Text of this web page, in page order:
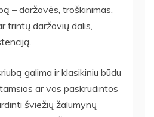
– daržovės, troškinimas,
trintų daržovių dalis,
galima ir klasikiniu būdu
ar vos paskrudintos
šviežių žalumynų